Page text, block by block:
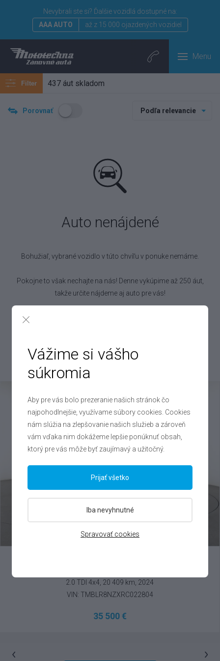
Nevybrali ste si? Ďalšie vozidlá dostupné na:
AAA AUTO
až z 15 000 ojazdených vozidiel
Menu
Filter 437 áut skladom
Porovnať Podľa relevancie
Auto nenájdené
Bohužiaľ, vybrané vozidlo v túto chvíľu v ponuke nemáme.
Pokojne to však nechajte na nás! Denne vykúpime až 250 áut,
takže určite nájdeme aj auto pre vás!
Mohlo by vás zaujímať
2.0 TDI 4x4, 20 409 km, 2024
VIN: TMBLR8NZXRC022804
35 500 €
Vážime si vášho
súkromia
Aby pre vás bolo prezeranie našich stránok čo
najpohodlnejšie, využívame súbory cookies. Cookies
nám slúžia na zlepšovanie našich služieb a zároveň
vám vďaka nim dokážeme lepšie ponúknuť obsah,
ktorý pre vás môže byť zaujímavý a užitočný.
Spravovať cookies
Iba nevyhnutné
Prijať všetko